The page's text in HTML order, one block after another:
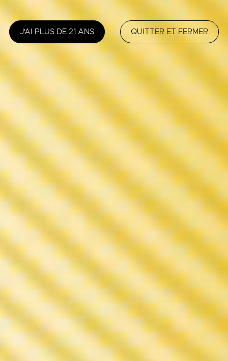
J'AI PLUS DE 21 ANS QUITTER ET FERMER